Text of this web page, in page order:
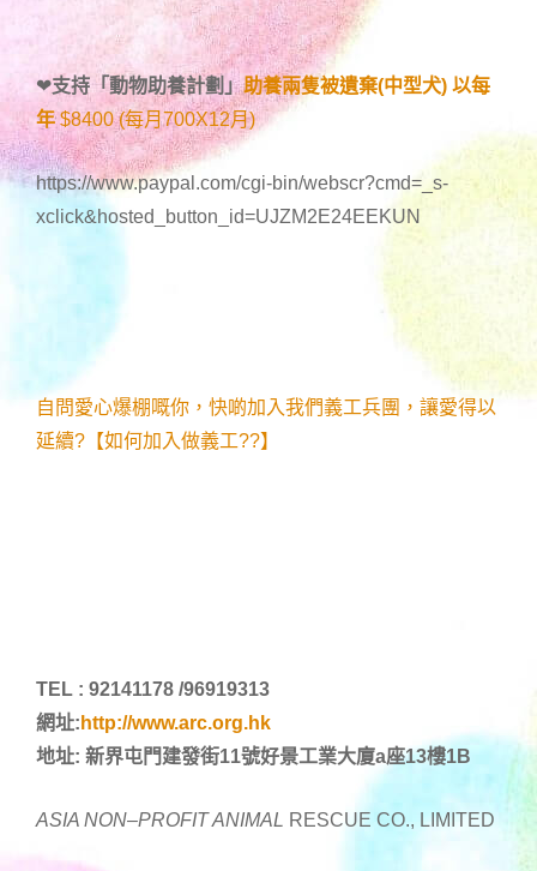
❤支持「動物助養計劃 」助養兩隻被遺棄(中型犬) 以每
年 $8400 (每月700X12月)
https://www.paypal.com/cgi-bin/webscr?cmd=_s-
xclick&hosted_button_id=UJZM2E24EEKUN
自問愛心爆棚嘅你，快啲加入我們義工兵團，讓愛得以
延續?【如何加入做義工??】
TEL : 92141178 /96919313
網址: http://www.arc.org.hk
地址: 新界屯門建發街11號好景工業大廈a座13樓1B
ASIA NON–PROFIT ANIMAL RESCUE CO., LIMITED